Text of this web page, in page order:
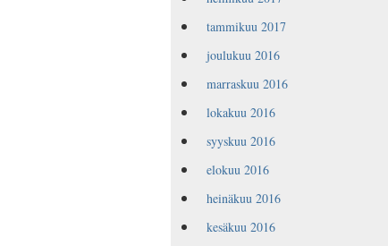
tammikuu 2017
joulukuu 2016
marraskuu 2016
lokakuu 2016
syyskuu 2016
elokuu 2016
heinäkuu 2016
kesäkuu 2016